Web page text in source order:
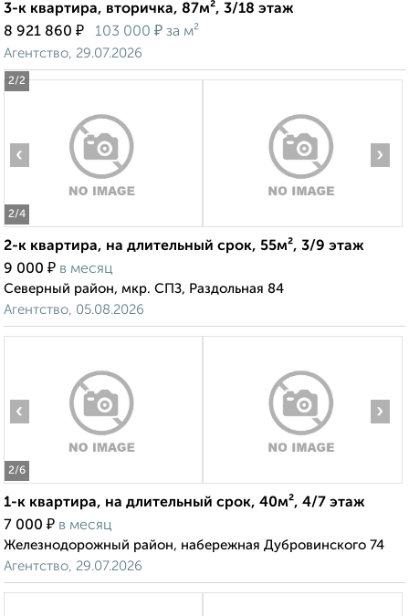
2/2
3-к квартира, вторичка, 87м², 3/18 этаж
8 921 860 ₽ 103 000 ₽ за м²
Агентство, 29.07.2026
2/4
‹ ›
2-к квартира, на длительный срок, 55м², 3/9 этаж
9 000 ₽ в месяц
Северный район, мкр. СПЗ, Раздольная 84
Агентство, 05.08.2026
2/6
‹ ›
1-к квартира, на длительный срок, 40м², 4/7 этаж
7 000 ₽ в месяц
Железнодорожный район, набережная Дубровинского 74
Агентство, 29.07.2026